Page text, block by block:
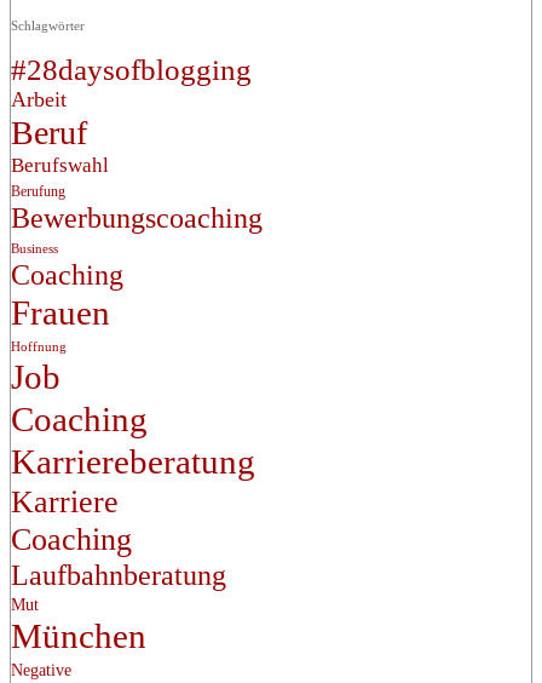
Schlagwörter
#28daysofblogging
Arbeit
Beruf
Berufswahl
Berufung
Bewerbungscoaching
Business
Coaching
Frauen
Hoffnung
Job
Coaching
Karriereberatung
Karriere
Coaching
Laufbahnberatung
Mut
München
Negative